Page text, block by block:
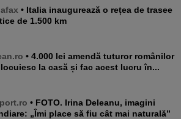
• Italia inaugurează o rețea de trasee
de 1.500 km
• 4.000 lei amendă tuturor românilor
la casă și fac acest lucru în...
• FOTO. Irina Deleanu, imagini
„Îmi place să fiu cât mai naturală”